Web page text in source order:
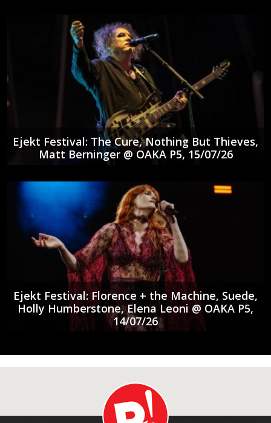
Ejekt Festival: The Cure, Nothing But Thieves,
Matt Berninger @ ΟΑΚΑ P5, 15/07/26
Ejekt Festival: Florence + the Machine, Suede,
Holly Humberstone, Elena Leoni @ ΟΑΚΑ P5,
14/07/26